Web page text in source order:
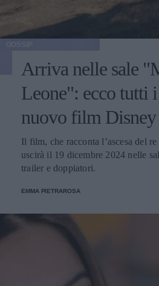
Arriva nelle sale
Leone": ecco tutti
nuovo film Disney
Il film, che racconta l’ascesa del
uscirà il 19 dicembre 2024 nelle
trailer e doppiatori.
EMMA PIETRAROSA